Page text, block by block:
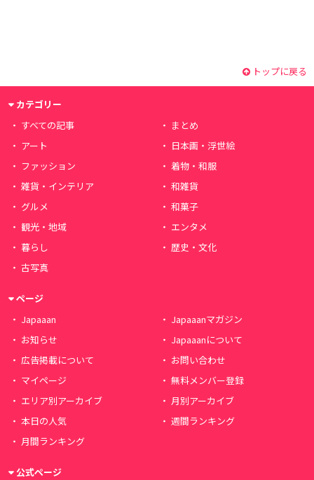
トップに戻る
カテゴリー
すべての記事
まとめ
アート
日本画・浮世絵
ファッション
着物・和服
雑貨・インテリア
和雑貨
グルメ
和菓子
観光・地域
エンタメ
暮らし
歴史・文化
古写真
ページ
Japaaan
Japaaanマガジン
お知らせ
Japaaanについて
広告掲載について
お問い合わせ
マイページ
無料メンバー登録
エリア別アーカイブ
月別アーカイブ
本日の人気
週間ランキング
月間ランキング
公式ページ